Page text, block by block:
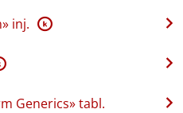
inj. K
Generics» tabl.